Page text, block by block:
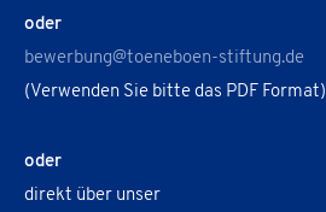
oder
bewerbung@toeneboen-stiftung.de
(Verwenden Sie bitte das PDF Format)
oder
direkt über unser